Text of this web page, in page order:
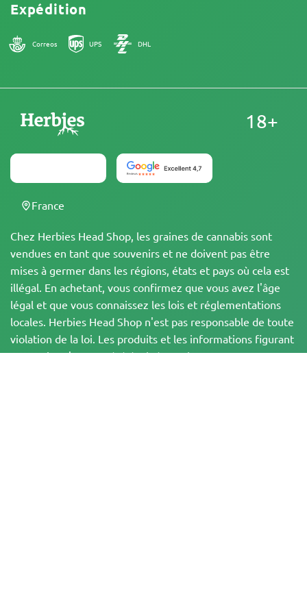
Expédition
Correos UPS DHL
Chez Herbies Head Shop, les graines de cannabis sont
vendues en tant que souvenirs et ne doivent pas être
mises à germer dans les régions, états et pays où cela est
illégal. En achetant, vous confirmez que vous avez l'âge
légal et que vous connaissez les lois et réglementations
locales. Herbies Head Shop n'est pas responsable de toute
violation de la loi. Les produits et les informations figurant
sur ce site n'ont pas été évalués par la FDA et ne sont PAS
18+
France